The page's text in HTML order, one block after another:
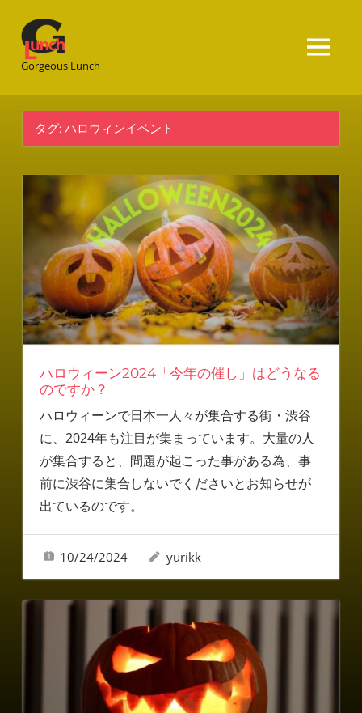
Gorgeous Lunch
タグ: ハロウィンイベント
ハロウィーン2024「今年の催し」はどうなる
のですか？
ハロウィーンで日本一人々が集合する街・渋谷
に、2024年も注目が集まっています。大量の人
が集合すると、問題が起こった事がある為、事
前に渋谷に集合しないでくださいとお知らせが
出ているのです。
10/24/2024 yurikk